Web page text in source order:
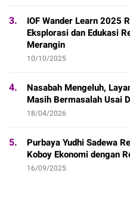
3.
IOF Wander Learn 2025
Eksplorasi dan Edukasi
Merangin
10/10/2025
4.
Nasabah Mengeluh,
Masih Bermasalah Usai
18/04/2026
5.
Purbaya Yudhi Sadewa
Koboy Ekonomi dengan
16/09/2025